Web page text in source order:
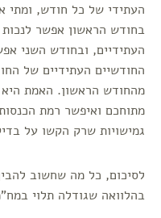
העתידי של כל חודש, ומתי
בחודש הראשון אפשר
העתידיים, ובחודש השני
החודשיים העתידיים של
מהחודש הראשון. האמת
מתוחכם ואיפשר רמת
גמישויות שרק הקשו על
לסיכום, כל מה שחשוב
בהלוואה שגודלה תלוי